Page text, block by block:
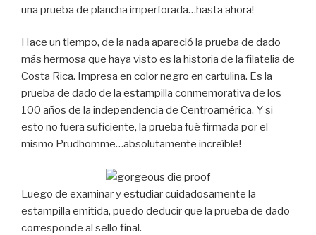
una prueba de plancha imperforada…hasta ahora!
Hace un tiempo, de la nada apareció la prueba de dado
más hermosa que haya visto es la historia de la filatelia de
Costa Rica. Impresa en color negro en cartulina. Es la
prueba de dado de la estampilla conmemorativa de los
100 años de la independencia de Centroamérica. Y si
esto no fuera suficiente, la prueba fué firmada por el
mismo Prudhomme…absolutamente increíble!
Luego de examinar y estudiar cuidadosamente la
estampilla emitida, puedo deducir que la prueba de dado
corresponde al sello final.